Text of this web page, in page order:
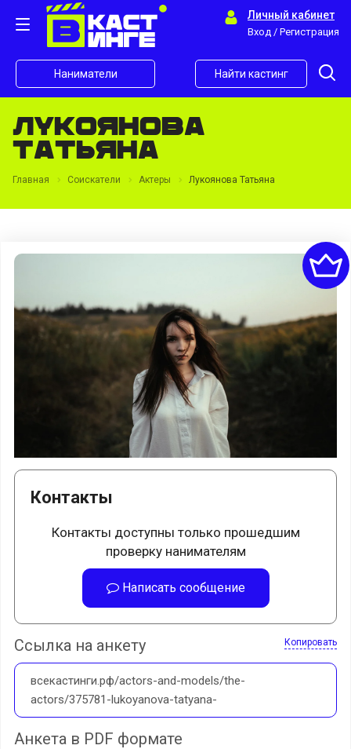
Личный кабинет
Вход / Регистрация
Наниматели Найти кастинг
Лукоянова
Татьяна
Главная Соискатели Актеры Лукоянова Татьяна
Контакты
Контакты доступны только прошедшим
проверку нанимателям
Написать сообщение
Ссылка на анкету Копировать
всекастинги.рф/actors-and-models/the-
actors/375781-lukoyanova-tatyana-
Анкета в PDF формате